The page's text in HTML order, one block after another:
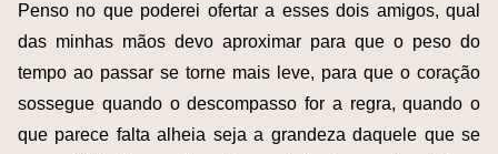
Penso no que poderei ofertar a esses dois amigos, qual
das minhas mãos devo aproximar para que o peso do
tempo ao passar se torne mais leve, para que o coração
sossegue quando o descompasso for a regra, quando o
que parece falta alheia seja a grandeza daquele que se